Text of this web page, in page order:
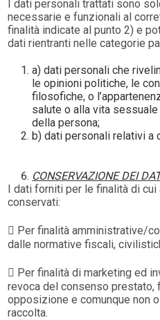
I dati personali trattati sono
necessarie e funzionali al
finalità indicate al punto 2) e
dati rientranti nelle categorie
a) dati personali che
le opinioni politiche, le
filosofiche, o
salute o alla vita
della persona;
b) dati personali relativi a
CONSERVAZIONE DEI
I dati forniti per le finalità di cui
conservati:
 Per finalità amministrative/
dalle normative fiscali,
 Per finalità di marketing ed
revoca del consenso prestato,
opposizione e comunque non
raccolta.